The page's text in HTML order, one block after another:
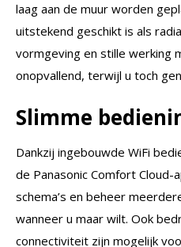
laag aan de muur worden
uitstekend geschikt is als
vormgeving en stille werking
onopvallend, terwijl u toch
Slimme
Dankzij ingebouwde WiFi
de Panasonic Comfort Cloud-
schema’s en beheer
wanneer u maar wilt. Ook
connectiviteit zijn mogelijk